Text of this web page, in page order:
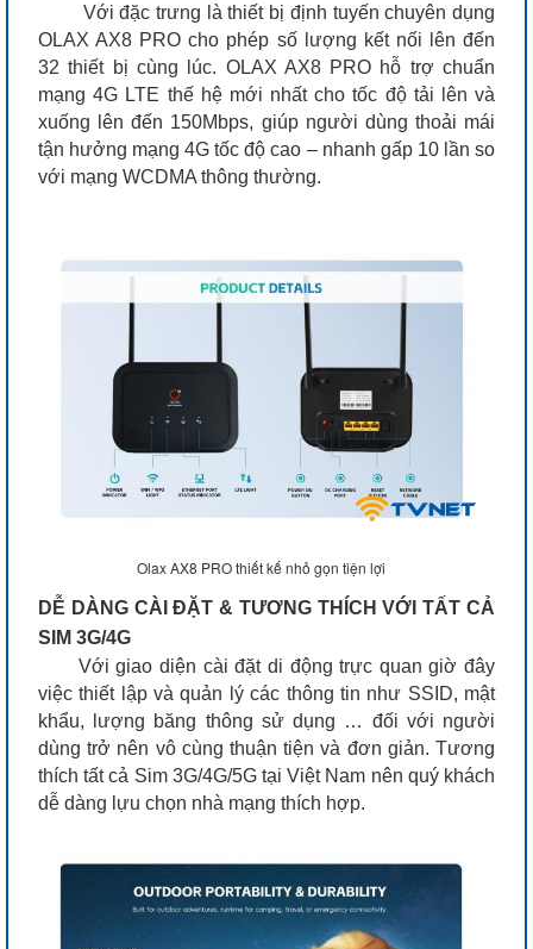
Với đặc trưng là thiết bị định tuyến chuyên dụng
OLAX AX8 PRO cho phép số lượng kết nối lên đến
32 thiết bị cùng lúc. OLAX AX8 PRO hỗ trợ chuẩn
mạng 4G LTE thế hệ mới nhất cho tốc độ tải lên và
xuống lên đến 150Mbps, giúp người dùng thoải mái
tận hưởng mạng 4G tốc độ cao – nhanh gấp 10 lần so
với mạng WCDMA thông thường.
Olax AX8 PRO thiết kế nhỏ gọn tiện lợi
DỄ DÀNG CÀI ĐẶT & TƯƠNG THÍCH VỚI TẤT CẢ
SIM 3G/4G
Với giao diện cài đặt di động trực quan giờ đây
việc thiết lập và quản lý các thông tin như SSID, mật
khẩu, lượng băng thông sử dụng … đối với người
dùng trở nên vô cùng thuận tiện và đơn giản. Tương
thích tất cả Sim 3G/4G/5G tại Việt Nam nên quý khách
dễ dàng lựu chọn nhà mạng thích hợp.